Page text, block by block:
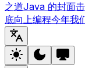
之道Java 的封面
底向上编程今年我